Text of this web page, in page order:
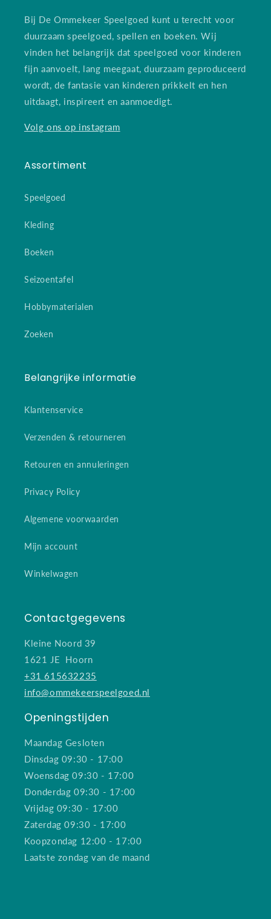
Bij De Ommekeer Speelgoed kunt u terecht voor
duurzaam speelgoed, spellen en boeken. Wij
vinden het belangrijk dat speelgoed voor kinderen
fijn aanvoelt, lang meegaat, duurzaam geproduceerd
wordt, de fantasie van kinderen prikkelt en hen
uitdaagt, inspireert en aanmoedigt.
Volg ons op instagram
Assortiment
Speelgoed
Kleding
Boeken
Seizoentafel
Hobbymaterialen
Zoeken
Belangrijke informatie
Klantenservice
Verzenden & retourneren
Retouren en annuleringen
Privacy Policy
Algemene voorwaarden
Mijn account
Winkelwagen
Contactgegevens
Kleine Noord 39
1621 JE Hoorn
+31 615632235
info@ommekeerspeelgoed.nl
Openingstijden
Maandag Gesloten
Dinsdag 09:30 - 17:00
Woensdag 09:30 - 17:00
Donderdag 09:30 - 17:00
Vrijdag 09:30 - 17:00
Zaterdag 09:30 - 17:00
Koopzondag 12:00 - 17:00
Laatste zondag van de maand